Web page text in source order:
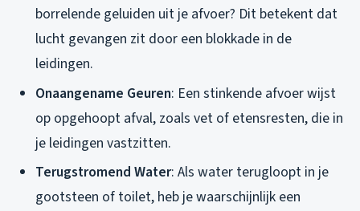
borrelende geluiden uit je afvoer? Dit betekent dat
lucht gevangen zit door een blokkade in de
leidingen.
Onaangename Geuren: Een stinkende afvoer wijst
op opgehoopt afval, zoals vet of etensresten, die in
je leidingen vastzitten.
Terugstromend Water: Als water terugloopt in je
gootsteen of toilet, heb je waarschijnlijk een